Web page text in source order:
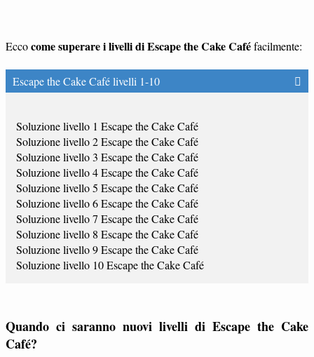
Eccocome superare i livelli di Escape the Cake Caféfacilmente:
Escape the Cake Café livelli 1-10
Soluzione livello 1 Escape the Cake Café
Soluzione livello 2 Escape the Cake Café
Soluzione livello 3 Escape the Cake Café
Soluzione livello 4 Escape the Cake Café
Soluzione livello 5 Escape the Cake Café
Soluzione livello 6 Escape the Cake Café
Soluzione livello 7 Escape the Cake Café
Soluzione livello 8 Escape the Cake Café
Soluzione livello 9 Escape the Cake Café
Soluzione livello 10 Escape the Cake Café
Quando ci saranno nuovi livelli di Escape the Cake
Café?